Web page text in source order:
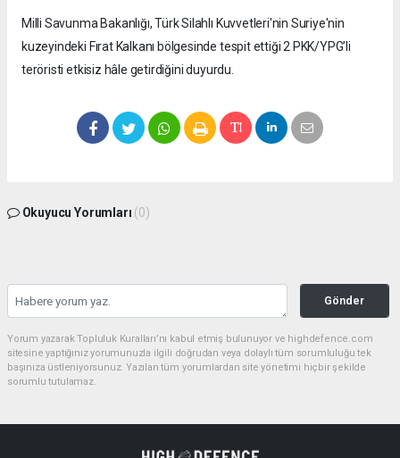
Milli Savunma Bakanlığı, Türk Silahlı Kuvvetleri'nin Suriye'nin
kuzeyindeki Fırat Kalkanı bölgesinde tespit ettiği 2 PKK/YPG’li
teröristi etkisiz hâle getirdiğini duyurdu.
Okuyucu Yorumları (0)
Gönder
Yorum yazarak Topluluk Kuralları’nı kabul etmiş bulunuyor ve highdefence.com
sitesine yaptığınız yorumunuzla ilgili doğrudan veya dolaylı tüm sorumluluğu tek
başınıza üstleniyorsunuz. Yazılan tüm yorumlardan site yönetimi hiçbir şekilde
sorumlu tutulamaz.